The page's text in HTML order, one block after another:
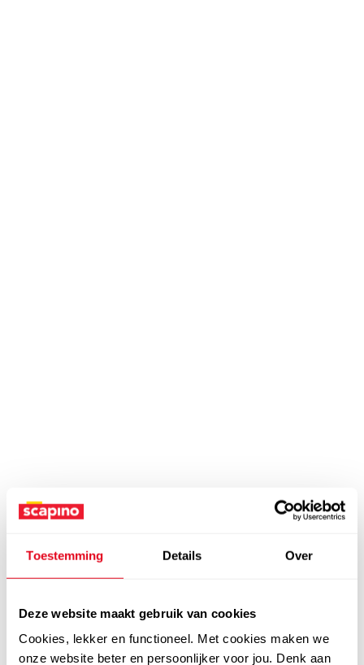
Toestemming Details Over
Deze website maakt gebruik van cookies
Cookies, lekker en functioneel. Met cookies maken we
onze website beter en persoonlijker voor jou. Denk aan